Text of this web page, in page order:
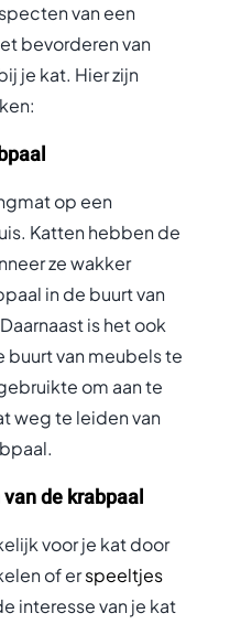
van een
bevorderen van
je kat. Hier zijn
op een
Katten hebben de
ze wakker
in de buurt van
is het ook
van meubels te
om aan te
weg te leiden van
de krabpaal
voor je kat door
of erspeeltjes
interesse van je kat